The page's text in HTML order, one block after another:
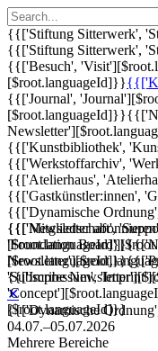
{{['Stiftung Sitterwerk',
{{['Stiftung Sitterwerk',
{{['Besuch',
[$root.languageId]}}
{{['Journal',
[$root.languageId]}}
{{['Kunstbibliothek',
{{['Werkstoffarchiv',
{{['Atelierhaus',
{{['Gastkünstler:innen',
{{['Dynamische
{{['Mitgliedschaft',
'Foundation
[$root.languageId]}}
{{['Impressum',
[$root.languageId]}}
{{['Newsletter
[$root.languageId]}}
'Subscribe
✕
{{['Dynamische
04.07.–05.07.2026
Mehrere Bereiche